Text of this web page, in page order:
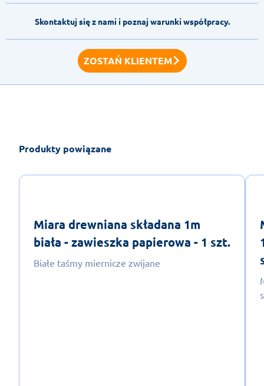
Skontaktuj się z nami i poznaj warunki współpracy.
ZOSTAŃ KLIENTEM
Produkty powiązane
Miara drewniana składana 1m
biała - zawieszka papierowa - 1 szt.
Białe taśmy miernicze zwijane